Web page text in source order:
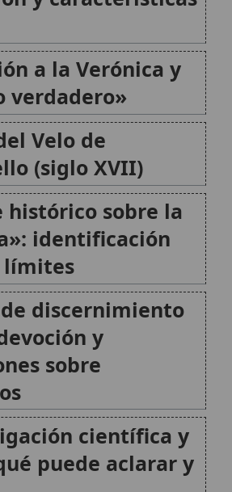
discernimiento
y
sobre
científica y
puede aclarar y
«velo» y la
símbolo que
Cristo
espiritualidad: de
del rostro a la
con Cristo
y vida